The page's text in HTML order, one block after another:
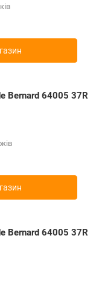
Bernard 64005 37R
Bernard 64005 37R